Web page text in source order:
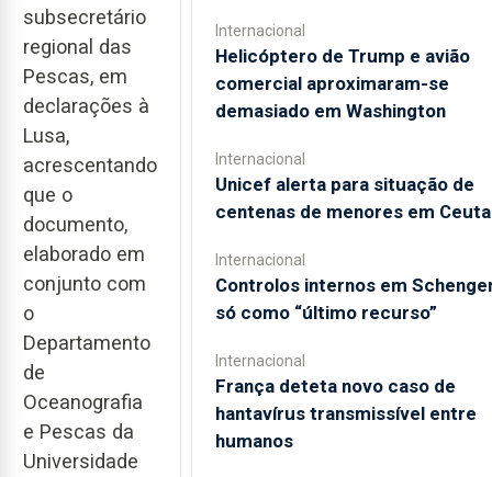
subsecretário
regional das
Pescas, em
declarações à
Lusa,
acrescentando
que o
documento,
elaborado em
conjunto com
o
Departamento
de
Oceanografia
e Pescas da
Universidade
Internacional
Helicóptero de Trump e avião
comercial aproximaram-se
demasiado em Washington
Internacional
Unicef alerta para situação de
centenas de menores em Ceuta
Internacional
Controlos internos em
só como “último recurso”
Internacional
França deteta novo caso de
hantavírus transmissível entre
humanos